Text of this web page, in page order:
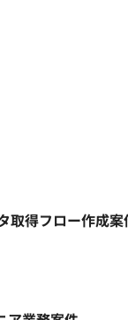
取得フロー作成案